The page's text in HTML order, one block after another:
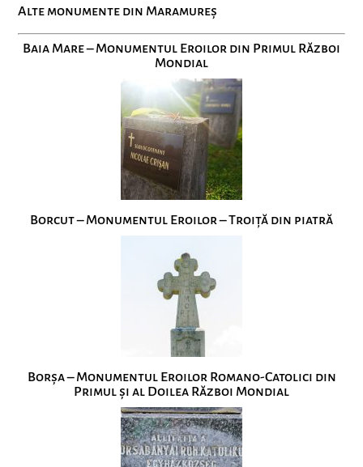
Alte monumente din Maramureș
Baia Mare – Monumentul Eroilor din Primul Război
Mondial
Borcut – Monumentul Eroilor – Troiță din piatră
Borșa – Monumentul Eroilor Romano-Catolici din
Primul și al Doilea Război Mondial